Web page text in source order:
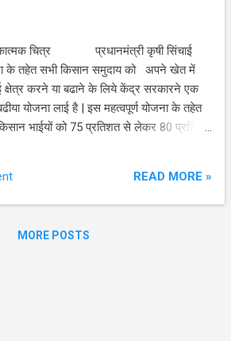
योजना के तहत अब किसान भाईयों के लिये किसान
मिलेगा | वह भी हर महीने तीन हजार रुपये पेंशन के
में मिलेगा | पेंश...
चित्र प्रधानमंत्री कृषी सिंचाई
के तहेत सभी किसान समुदाय को अपने खेत में
क्षेत्र करने या बढाने के लिये केंद्र सरकारने एक
योजना लाई है | इस महत्वपूर्ण योजना के तहेत
भाईयों को 75 प्रतिशत से लेकर 80 प्रतिशत
हो तो हम सब किसान बागवानी करके या , सबजी
या फिर मोटी रकम या कमाई देने वाली फसल उगा
या और भी अच्छी फसल ले सकते है | फुल कि खेती
READ MORE »
MORE POSTS